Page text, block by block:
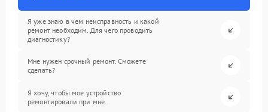
Я уже знаю в чем неисправность и какой
ремонт необходим. Для чего проводить
диагностику?
Мне нужен срочный ремонт. Сможете
сделать?
Я хочу, чтобы мое устройство
ремонтировали при мне.